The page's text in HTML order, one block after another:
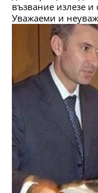
възвание излезе и
Уважаеми и